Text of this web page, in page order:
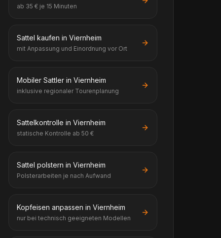
ab 35 € je 15 Minuten
Sattel kaufen in Viernheim
mit Anpassung und Einordnung vor Ort
Mobiler Sattler in Viernheim
inklusive regionaler Tourenplanung
Sattelkontrolle in Viernheim
statische Kontrolle ab 50 €
Sattel polstern in Viernheim
Polsterarbeiten je nach Aufwand
Kopfeisen anpassen in Viernheim
nur bei technisch geeigneten Modellen